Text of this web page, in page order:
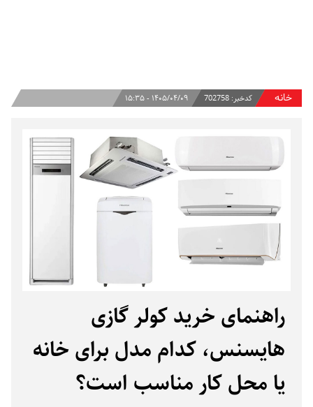
کدخبر: 702758 ۱۴۰۵/۰۴/۰۹ - ۱۵:۳۵
راهنمای خرید کولر گازی
هایسنس، کدام مدل برای خانه
یا محل کار مناسب است؟